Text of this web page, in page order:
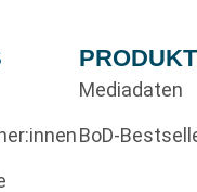
Mediadaten
BoD-